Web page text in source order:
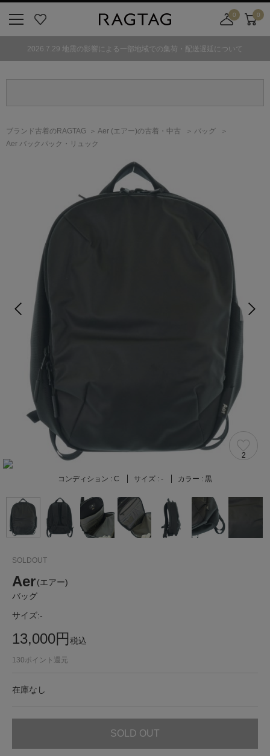
気
0
舗
カ
ト
0
2026.7.29 地震の影響による一部地域での集荷・配送遅延について
ブランド古着のRAGTAG Aer (エアー)の古着・中古
バッグ
Aer バックパック・リュック
2
コンディション : C サイズ : - カラー : 黒
SOLDOUT
Aer(エアー)
バッグ
サイズ:-
13,000円税込
130ポイント還元
在庫なし
SOLD OUT